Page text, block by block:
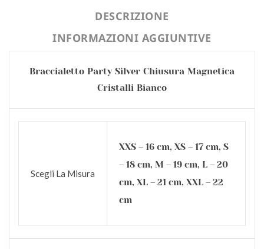
DESCRIZIONE
INFORMAZIONI AGGIUNTIVE
Braccialetto Party Silver Chiusura Magnetica
Cristalli Bianco
Scegli La Misura
XXS – 16 cm, XS – 17 cm, S
– 18 cm, M – 19 cm, L – 20
cm, XL – 21 cm, XXL – 22
cm